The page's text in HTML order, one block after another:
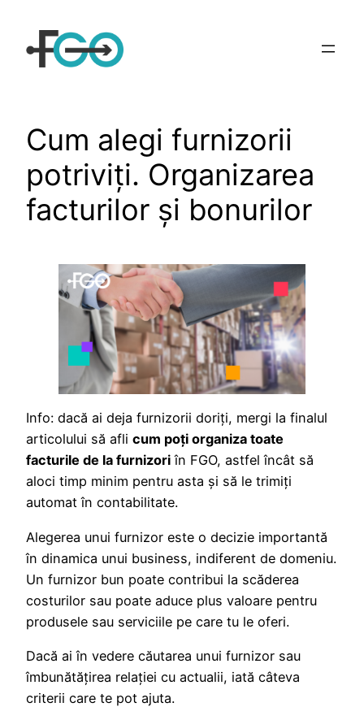
conținut
Cum alegi furnizorii
potriviți. Organizarea
facturilor și bonurilor
Info: dacă ai deja furnizorii doriți, mergi la finalul
articolului să afli cum poți organiza toate
facturile de la furnizori în FGO, astfel încât să
aloci timp minim pentru asta şi să le trimiți
automat în contabilitate.
Alegerea unui furnizor este o decizie importantă
în dinamica unui business, indiferent de domeniu.
Un furnizor bun poate contribui la scăderea
costurilor sau poate aduce plus valoare pentru
produsele sau serviciile pe care tu le oferi.
Dacă ai în vedere căutarea unui furnizor sau
îmbunătățirea relației cu actualii, iată câteva
criterii care te pot ajuta.